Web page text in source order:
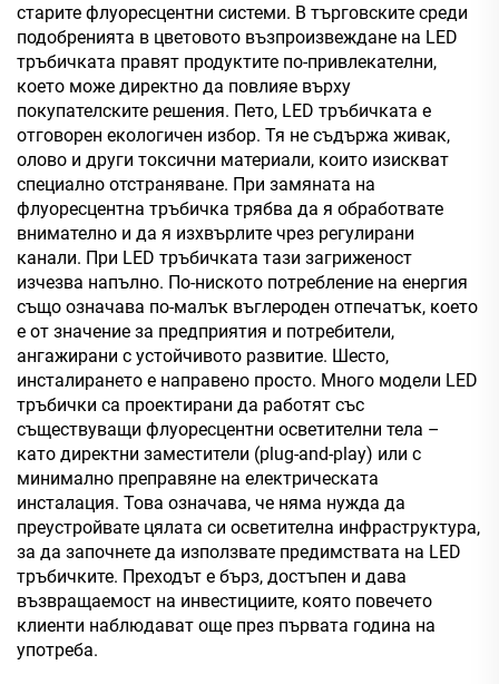
старите флуоресцентни системи. В търговските среди
подобренията в цветовото възпроизвеждане на LED
тръбичката правят продуктите по-привлекателни,
което може директно да повлияе върху
покупателските решения. Пето, LED тръбичката е
отговорен екологичен избор. Тя не съдържа живак,
олово и други токсични материали, които изискват
специално отстраняване. При замяната на
флуоресцентна тръбичка трябва да я обработвате
внимателно и да я изхвърлите чрез регулирани
канали. При LED тръбичката тази загриженост
изчезва напълно. По-ниското потребление на енергия
също означава по-малък въглероден отпечатък, което
е от значение за предприятия и потребители,
ангажирани с устойчивото развитие. Шесто,
инсталирането е направено просто. Много модели LED
тръбички са проектирани да работят със
съществуващи флуоресцентни осветителни тела –
като директни заместители (plug-and-play) или с
минимално преправяне на електрическата
инсталация. Това означава, че няма нужда да
преустройвате цялата си осветителна инфраструктура,
за да започнете да използвате предимствата на LED
тръбичките. Преходът е бърз, достъпен и дава
възвращаемост на инвестициите, която повечето
клиенти наблюдават още през първата година на
употреба.